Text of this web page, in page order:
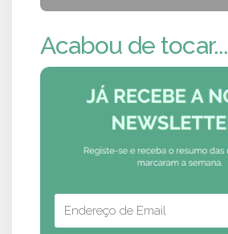
Acabou de tocar...